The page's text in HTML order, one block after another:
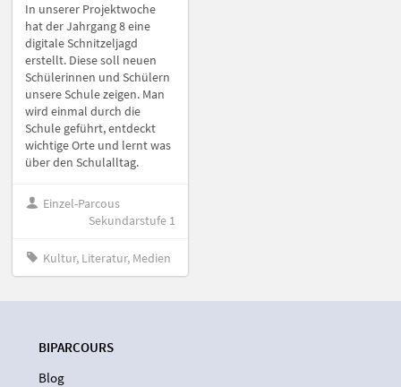
In unserer Projektwoche
hat der Jahrgang 8 eine
digitale Schnitzeljagd
erstellt. Diese soll neuen
Schülerinnen und Schülern
unsere Schule zeigen. Man
wird einmal durch die
Schule geführt, entdeckt
wichtige Orte und lernt was
über den Schulalltag.
Einzel-Parcous
Sekundarstufe 1
Kultur, Literatur, Medien
BIPARCOURS
Blog